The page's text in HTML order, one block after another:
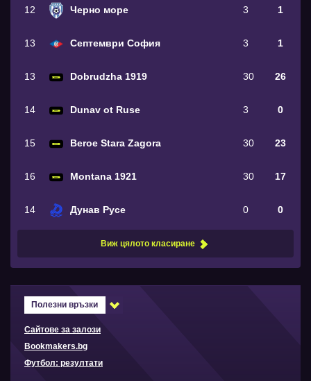
12 Черно море 3 1
13 Септември София 3 1
13 Dobrudzha 1919 30 26
14 Dunav ot Ruse 3 0
15 Beroe Stara Zagora 30 23
16 Montana 1921 30 17
14 Дунав Русе 0 0
Виж цялото класиране
Полезни връзки
Сайтове за залози
Bookmakers.bg
Футбол: резултати